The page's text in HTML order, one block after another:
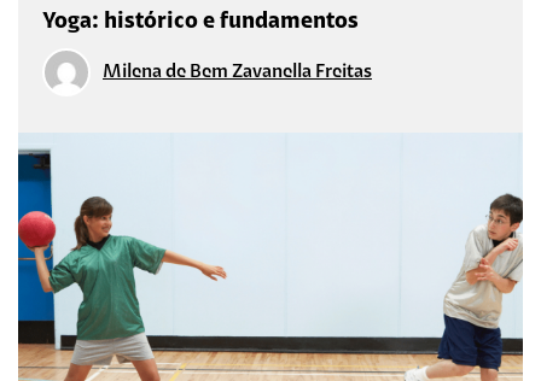
Yoga: histórico e fundamentos
Milena de Bem Zavanella Freitas